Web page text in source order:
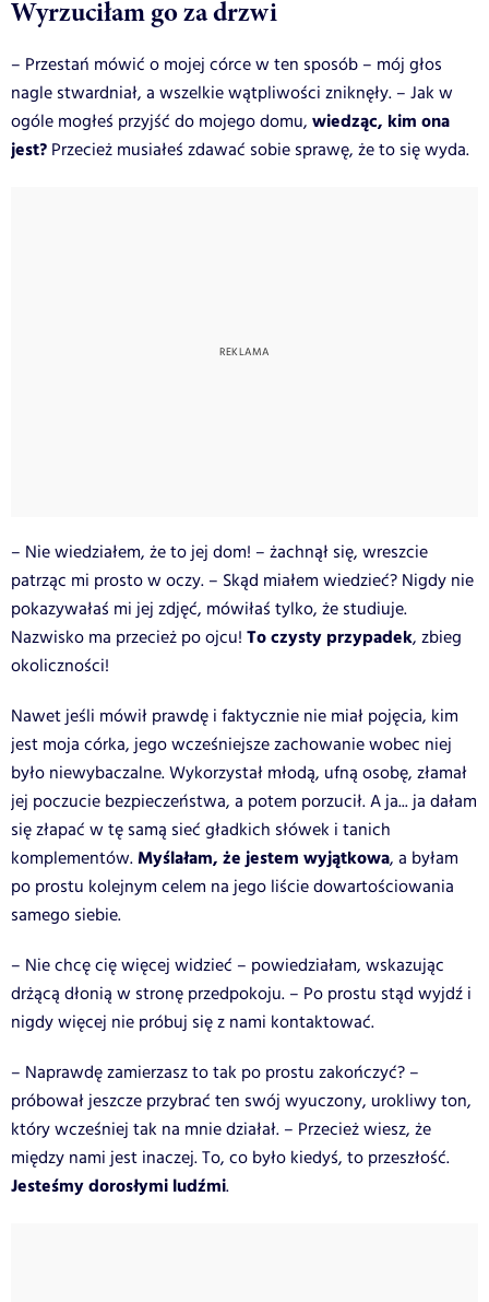
Wyrzuciłam go za drzwi
– Przestań mówić o mojej córce w ten sposób – mój głos
nagle stwardniał, a wszelkie wątpliwości zniknęły. – Jak w
ogóle mogłeś przyjść do mojego domu, wiedząc, kim ona
jest? Przecież musiałeś zdawać sobie sprawę, że to się wyda.
– Nie wiedziałem, że to jej dom! – żachnął się, wreszcie
patrząc mi prosto w oczy. – Skąd miałem wiedzieć? Nigdy nie
pokazywałaś mi jej zdjęć, mówiłaś tylko, że studiuje.
Nazwisko ma przecież po ojcu! To czysty przypadek, zbieg
okoliczności!
Nawet jeśli mówił prawdę i faktycznie nie miał pojęcia, kim
jest moja córka, jego wcześniejsze zachowanie wobec niej
było niewybaczalne. Wykorzystał młodą, ufną osobę, złamał
jej poczucie bezpieczeństwa, a potem porzucił. A ja... ja dałam
się złapać w tę samą sieć gładkich słówek i tanich
komplementów.Myślałam, że jestem wyjątkowa, a byłam
po prostu kolejnym celem na jego liście dowartościowania
samego siebie.
– Nie chcę cię więcej widzieć – powiedziałam, wskazując
drżącą dłonią w stronę przedpokoju. – Po prostu stąd wyjdź i
nigdy więcej nie próbuj się z nami kontaktować.
– Naprawdę zamierzasz to tak po prostu zakończyć? –
próbował jeszcze przybrać ten swój wyuczony, urokliwy ton,
który wcześniej tak na mnie działał. – Przecież wiesz, że
między nami jest inaczej. To, co było kiedyś, to przeszłość.
Jesteśmy dorosłymi ludźmi.